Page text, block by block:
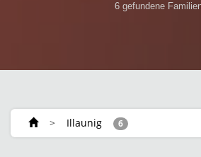
6 gefundene
> Illaunig 6